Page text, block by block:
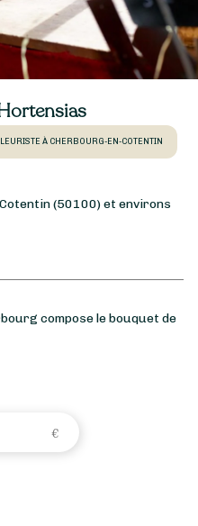
À CHERBOURG-EN-COTENTIN
(50100) et environs
compose le bouquet de